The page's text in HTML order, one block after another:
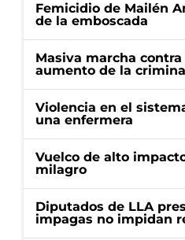
Femicidio de Mailén
de la emboscada
Masiva marcha
aumento de la
Violencia en el
una enfermera
Vuelco de alto
milagro
Diputados de LLA
impagas no impidan